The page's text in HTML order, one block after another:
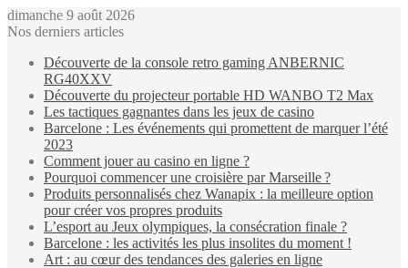
dimanche 9 août 2026
Nos derniers articles
Découverte de la console retro gaming ANBERNIC
RG40XXV
Découverte du projecteur portable HD WANBO T2 Max
Les tactiques gagnantes dans les jeux de casino
Barcelone : Les événements qui promettent de marquer l’été
2023
Comment jouer au casino en ligne ?
Pourquoi commencer une croisière par Marseille ?
Produits personnalisés chez Wanapix : la meilleure option
pour créer vos propres produits
L’esport au Jeux olympiques, la consécration finale ?
Barcelone : les activités les plus insolites du moment !
Art : au cœur des tendances des galeries en ligne